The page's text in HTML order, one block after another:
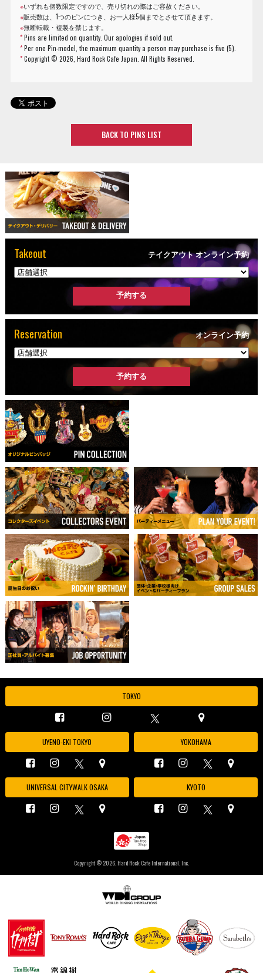
※いずれも個数限定ですので、売り切れの際はご容赦ください。
※販売数は、1つのピンにつき、お一人様5個までとさせて頂きます。
※無断転載・複製を禁じます。
*Pins are limited on quantity. Our apologies if sold out.
*Per one Pin-model, the maximum quantity a person may purchase is five (5).
*Copyright ©2026, Hard Rock Cafe Japan. All Rights Reserved.
BACK TO PINS LIST
Takeout テイクアウト オンライン予約
Reservation オンライン予約
TOKYO
UYENO-EKI TOKYO YOKOHAMA
UNIVERSAL CITYWALK OSAKA KYOTO
Copyright © 2026, Hard Rock Cafe International, Inc.